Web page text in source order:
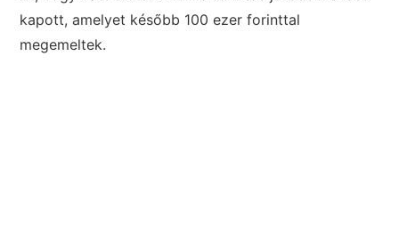
kapott, amelyet később 100 ezer forinttal
megemeltek.